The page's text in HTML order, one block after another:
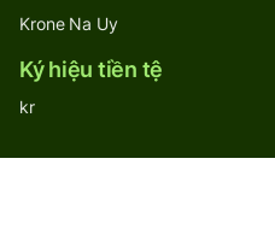
Krone Na Uy
Ký hiệu tiền tệ
kr